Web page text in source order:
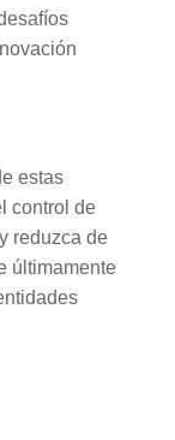
estas
control de
reduzca de
últimamente